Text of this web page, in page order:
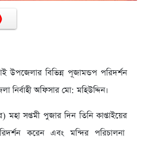
উপজেলার বিভিন্ন পূজামন্ডপ পরিদর্শন
নির্বাহী অফিসার মো: মহিউদ্দিন।
সপ্তমী পুজার দিন তিনি কাপ্তাইয়ের
করেন এবং মন্দির পরিচালনা